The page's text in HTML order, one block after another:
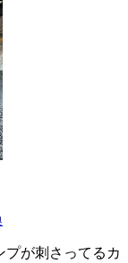
プが刺さってるカ